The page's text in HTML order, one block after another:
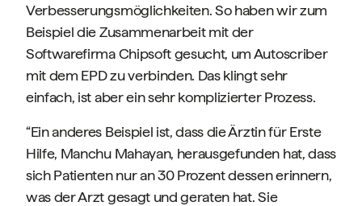
Verbesserungsmöglichkeiten. So haben wir zum
Beispiel die Zusammenarbeit mit der
Softwarefirma Chipsoft gesucht, um Autoscriber
mit dem EPD zu verbinden. Das klingt sehr
einfach, ist aber ein sehr komplizierter Prozess.
“Ein anderes Beispiel ist, dass die Ärztin für Erste
Hilfe, Manchu Mahayan, herausgefunden hat, dass
sich Patienten nur an 30 Prozent dessen erinnern,
was der Arzt gesagt und geraten hat. Sie